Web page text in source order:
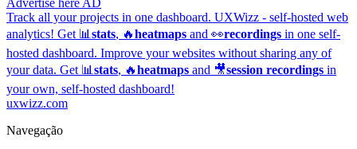
Advertise here AD
Track all your projects in one dashboard. UXWizz - self-hosted web
analytics! Get 📊 stats, 🔥heatmaps and 👀recordings in one self-
hosted dashboard. Improve your websites without sharing any of
your data. Get 📊 stats, 🔥heatmaps and 🎥session recordings in
your own, self-hosted dashboard!
uxwizz.com
Navegação